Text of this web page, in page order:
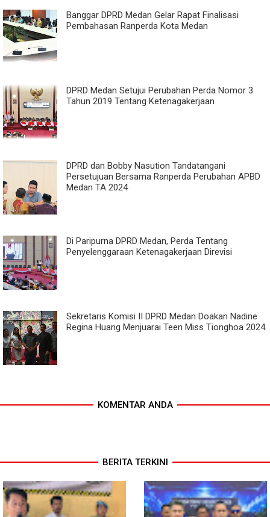
Banggar DPRD Medan Gelar Rapat Finalisasi
Pembahasan Ranperda Kota Medan
DPRD Medan Setujui Perubahan Perda Nomor 3
Tahun 2019 Tentang Ketenagakerjaan
DPRD dan Bobby Nasution Tandatangani
Persetujuan Bersama Ranperda Perubahan APBD
Medan TA 2024
Di Paripurna DPRD Medan, Perda Tentang
Penyelenggaraan Ketenagakerjaan Direvisi
Sekretaris Komisi II DPRD Medan Doakan Nadine
Regina Huang Menjuarai Teen Miss Tionghoa 2024
KOMENTAR ANDA
BERITA TERKINI